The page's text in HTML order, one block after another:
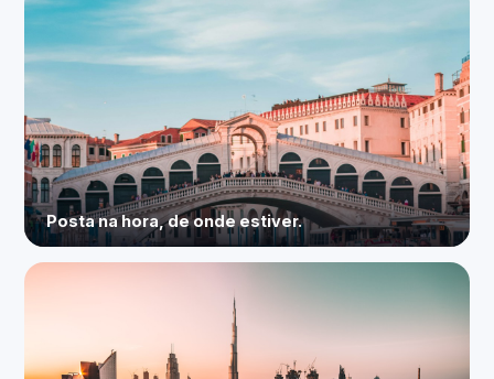
Posta na hora, de onde estiver.